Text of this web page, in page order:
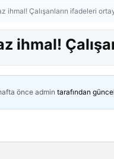
ihmal! Çalışanların ifadeleri
ihmal!
önce admin tarafından